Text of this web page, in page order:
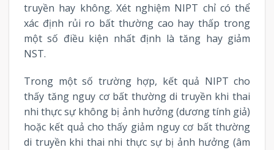
truyền hay không. Xét nghiệm NIPT chỉ có thể
xác định rủi ro bất thường cao hay thấp trong
một số điều kiện nhất định là tăng hay giảm
NST.
Trong một số trường hợp, kết quả NIPT cho
thấy tăng nguy cơ bất thường di truyền khi thai
nhi thực sự không bị ảnh hưởng (dương tính giả)
hoặc kết quả cho thấy giảm nguy cơ bất thường
di truyền khi thai nhi thực sự bị ảnh hưởng (âm